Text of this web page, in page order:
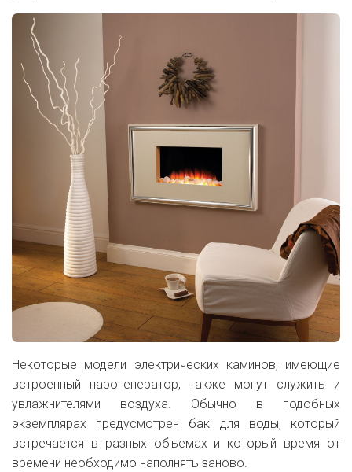
Некоторые модели электрических каминов, имеющие
встроенный парогенератор, также могут служить и
увлажнителями воздуха. Обычно в подобных
экземплярах предусмотрен бак для воды, который
встречается в разных объемах и который время от
времени необходимо наполнять заново.